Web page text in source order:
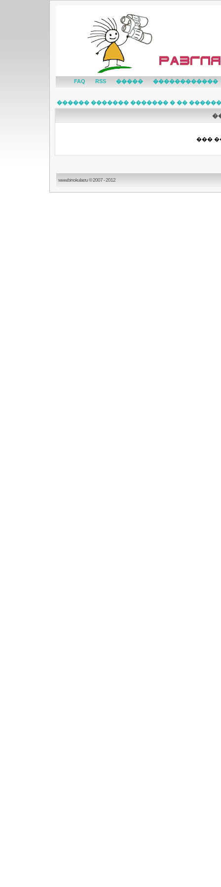
FAQ RSS ����� ������������
������ ������� ������� � ��
���
www.binokular.ru © 2007 - 2012